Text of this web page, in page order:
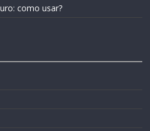
como usar?